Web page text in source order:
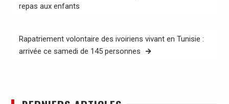
l’article
repas aux enfants
Rapatriement volontaire des ivoiriens vivant en Tunisie :
arrivée ce samedi de 145 personnes